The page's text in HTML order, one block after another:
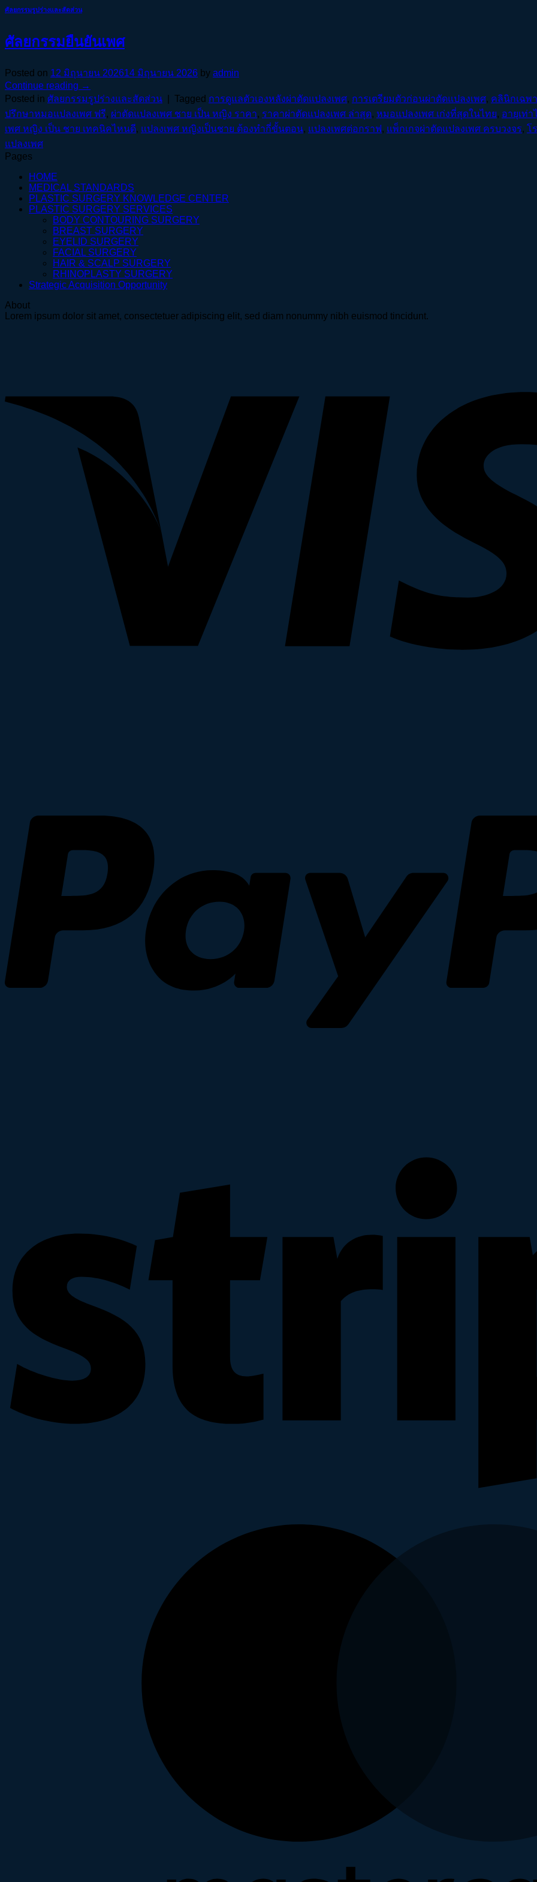
ศัลยกรรมรูปร่างและสัดส่วน
ศัลยกรรมยืนยันเพศ
Posted on 12 มิถุนายน 202614 มิถุนายน 2026 by admin
Continue reading →
Posted in ศัลยกรรมรูปร่างและสัดส่วน Tagged การดูแลตัวเองหลังผ่าตัดแปลงเพศ, การเตรียมตัวก่อนผ่าตัดแปลงเพศ, คลินิกเฉพ
ปรึกษาหมอแปลงเพศ ฟรี, ผ่าตัดแปลงเพศ ชาย เป็น หญิง ราคา, ราคาผ่าตัดแปลงเพศ ล่าสุด, หมอแปลงเพศ เก่งที่สุดในไทย, อายุเท่า
เพศ หญิง เป็น ชาย เทคนิคไหนดี, แปลงเพศ หญิงเป็นชาย ต้องทำกี่ขั้นตอน, แปลงเพศต่อกราฟ, แพ็กเกจผ่าตัดแปลงเพศ ครบวงจร, โ
แปลงเพศ
Pages
HOME
MEDICAL STANDARDS
PLASTIC SURGERY KNOWLEDGE CENTER
PLASTIC SURGERY SERVICES
BODY CONTOURING SURGERY
BREAST SURGERY
EYELID SURGERY
FACIAL SURGERY
HAIR & SCALP SURGERY
RHINOPLASTY SURGERY
Strategic Acquisition Opportunity
About
Lorem ipsum dolor sit amet, consectetuer adipiscing elit, sed diam nonummy nibh euismod tincidunt.